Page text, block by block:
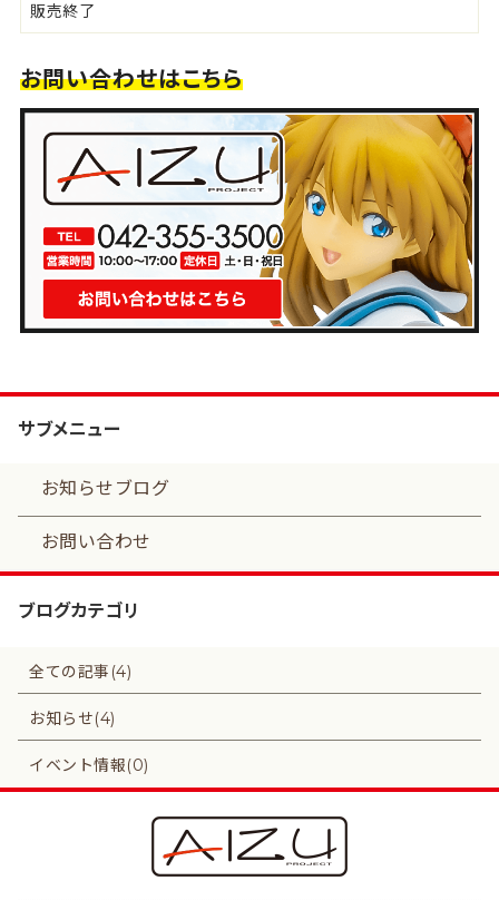
販売終了
お問い合わせはこちら
サブメニュー
お知らせブログ
お問い合わせ
ブログカテゴリ
全ての記事(4)
お知らせ(4)
イベント情報(0)